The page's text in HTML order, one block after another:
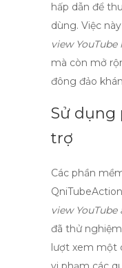
hấp dẫn để
dùng. Việc
view
mà còn mở
đông đảo
Sử dụng
trợ
Các phần
QniTubeAction
view
đã thử
lượt xem một